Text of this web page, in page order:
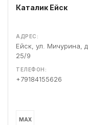
Каталик Ейск
АДРЕС:
Ейск, ул. Мичурина, д.
25/9
ТЕЛЕФОН:
+79184155626
MAX